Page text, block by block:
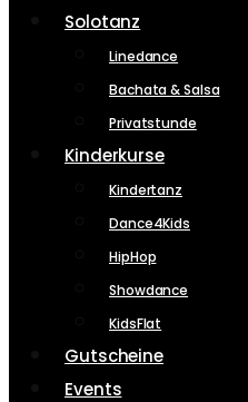
Solotanz
Linedance
Bachata & Salsa
Privatstunde
Kinderkurse
Kindertanz
Dance4Kids
HipHop
Showdance
KidsFlat
Gutscheine
Events